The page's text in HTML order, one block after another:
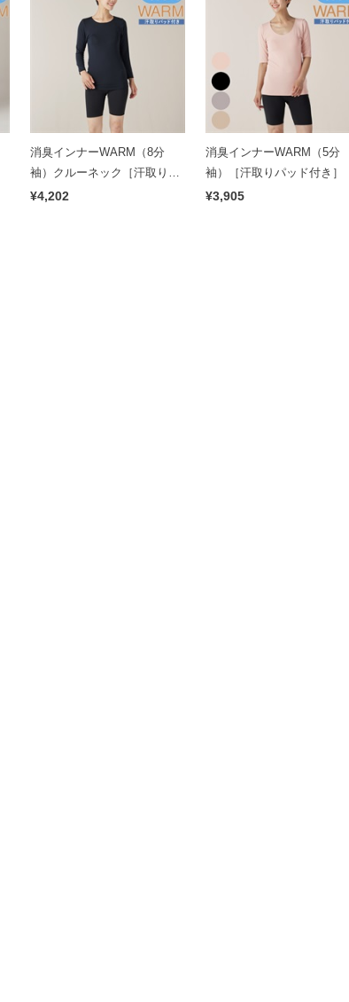
消臭インナーWARM（8分
袖）クルーネック［汗取りパ
ッド付き］
¥4,202
消臭インナーWARM（5分
袖）［汗取りパッド付き］
¥3,905